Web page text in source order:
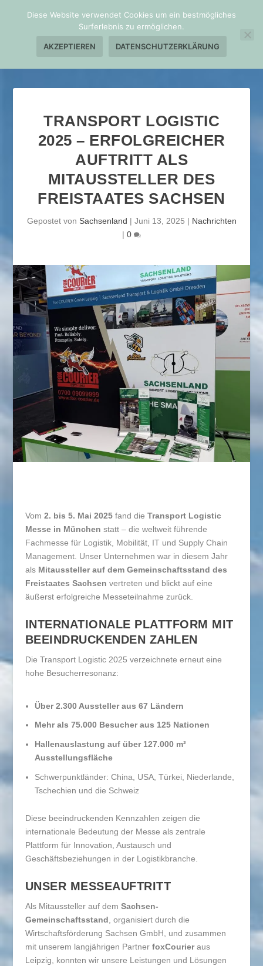
TRANSPORT LOGISTIC
2025 – ERFOLGREICHER
AUFTRITT ALS
MITAUSSTELLER DES
FREISTAATES SACHSEN
Gepostet von Sachsenland | Juni 13, 2025 | Nachrichten
| 0
Vom 2. bis 5. Mai 2025fand die Transport Logistic
Messe in München statt – die weltweit führende
Fachmesse für Logistik, Mobilität, IT und Supply Chain
Management. Unser Unternehmen war in diesem Jahr
als Mitaussteller auf dem Gemeinschaftsstand des
Freistaates Sachsen vertreten und blickt auf eine
äußerst erfolgreiche Messeteilnahme zurück.
INTERNATIONALE PLATTFORM MIT
BEEINDRUCKENDEN ZAHLEN
Die Transport Logistic 2025 verzeichnete erneut eine
hohe Besucherresonanz:
Über 2.300 Aussteller aus 67 Ländern
Mehr als 75.000 Besucher aus 125 Nationen
Hallenauslastung auf über 127.000 m²
Ausstellungsfläche
Schwerpunktländer: China, USA, Türkei, Niederlande,
Tschechien und die Schweiz
Diese beeindruckenden Kennzahlen zeigen die
internationale Bedeutung der Messe als zentrale
Plattform für Innovation, Austausch und
Geschäftsbeziehungen in der Logistikbranche.
UNSER MESSEAUFTRITT
Als Mitaussteller auf dem Sachsen-
Gemeinschaftsstand , organisiert durch die
Wirtschaftsförderung Sachsen GmbH, und zusammen
mit unserem langjährigen Partner foxCourieraus
Leipzig, konnten wir unsere Leistungen und Lösungen
Diese Website verwendet Cookies um ein bestmögliches
Surferlebnis zu ermöglichen.
AKZEPTIEREN DATENSCHUTZERKLÄRUNG